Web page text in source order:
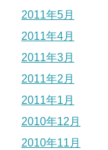
2011年5月
2011年4月
2011年3月
2011年2月
2011年1月
2010年12月
2010年11月